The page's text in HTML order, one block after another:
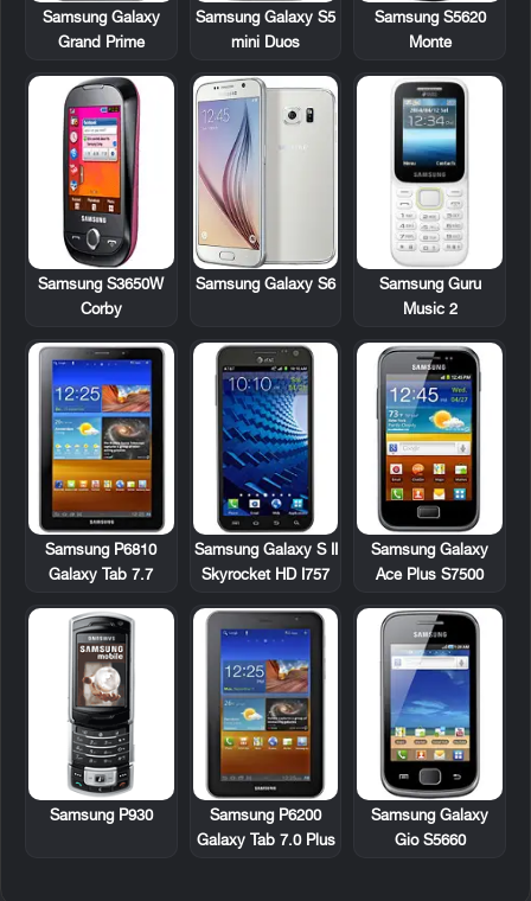
Samsung S5620
Monte
Samsung Galaxy S5
mini Duos
Samsung Galaxy
Grand Prime
Samsung Guru
Music 2
Samsung Galaxy S6
Samsung S3650W
Corby
Samsung Galaxy
Ace Plus S7500
Samsung Galaxy S II
Skyrocket HD I757
Samsung P6810
Galaxy Tab 7.7
Samsung Galaxy
Gio S5660
Samsung P6200
Galaxy Tab 7.0 Plus
Samsung P930